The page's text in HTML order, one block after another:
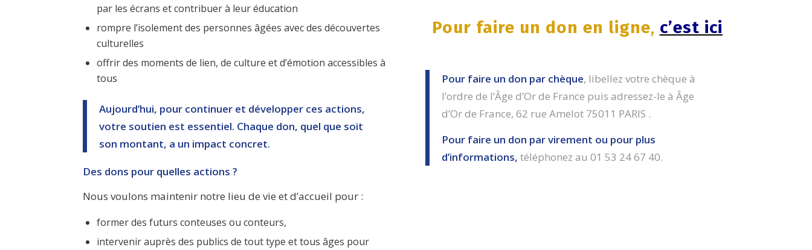
par les écrans et contribuer à leur éducation
rompre l’isolement des personnes âgées avec des découvertes
culturelles
offrir des moments de lien, de culture et d’émotion accessibles à
tous
Aujourd’hui, pour continuer et développer ces actions,
votre soutien est essentiel. Chaque don, quel que soit
son montant, a un impact concret.
Des dons pour quelles actions ?
Nous voulons maintenir notre lieu de vie et d’accueil pour :
former des futurs conteuses ou conteurs,
intervenir auprès des publics de tout type et tous âges pour
Pour faire un don en ligne, c’est ici
Pour faire un don par chèque, libellez votre chèque à
l’ordre de l’Âge d’Or de France puis adressez-le àÂge
d’Or de France, 62 rue Amelot 75011 PARIS .
Pour faire un don par virement ou pour plus
d’informations, téléphonez au 01 53 24 67 40.